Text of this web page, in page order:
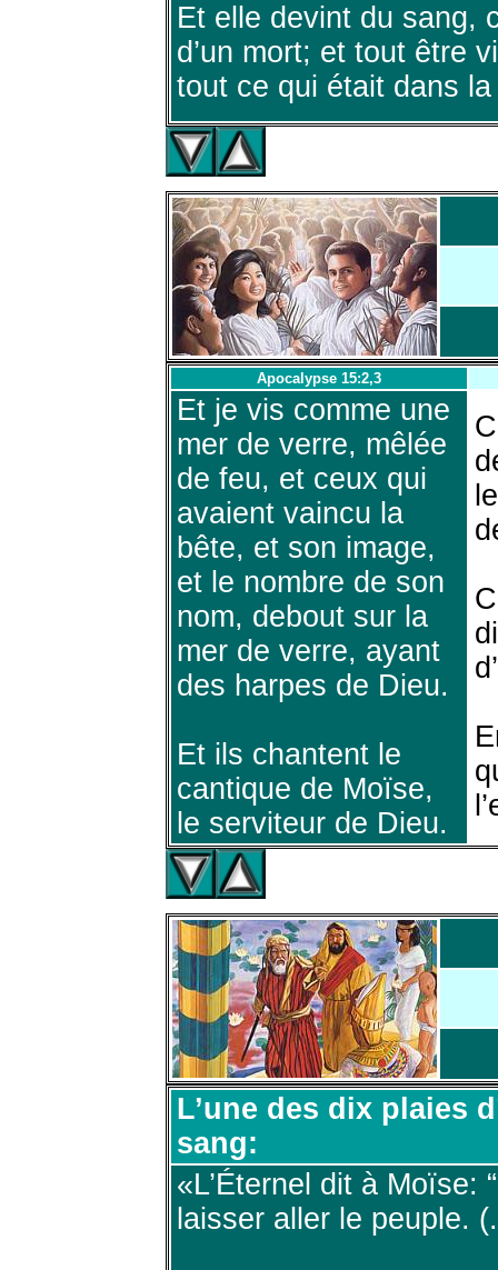
Et elle devint du sang,
d’un mort; et tout être
tout ce qui était dans la
Apocalypse 15:2,3
Et je vis comme une
mer de verre, mêlée
de feu, et ceux qui
avaient vaincu la
bête, et son image,
et le nombre de son
nom, debout sur la
mer de verre, ayant
des harpes de Dieu.
Et ils chantent le
cantique de Moïse,
le serviteur de Dieu.
L’une des dix plaies
sang:
«L’Éternel dit à
laisser aller le peuple.